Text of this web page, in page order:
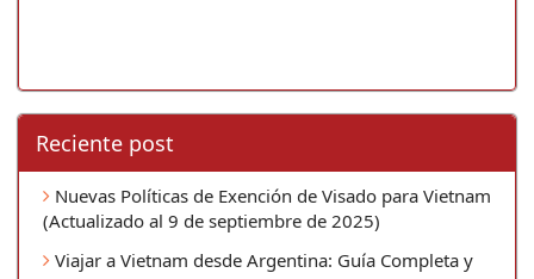
Reciente post
Nuevas Políticas de Exención de Visado para Vietnam
(Actualizado al 9 de septiembre de 2025)
Viajar a Vietnam desde Argentina: Guía Completa y